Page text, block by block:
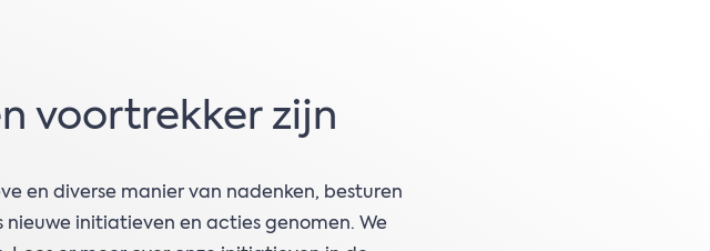
voortrekker zijn
en diverse manier van nadenken, besturen
nieuwe initiatieven en acties genomen. We